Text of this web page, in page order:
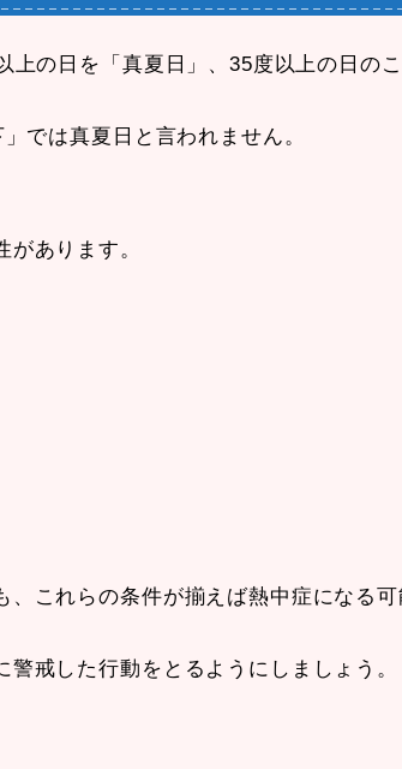
の日を「真夏日」、35度以上の日の
では真夏日と言われません。
あります。
これらの条件が揃えば熱中症になる
戒した行動をとるようにしましょう。